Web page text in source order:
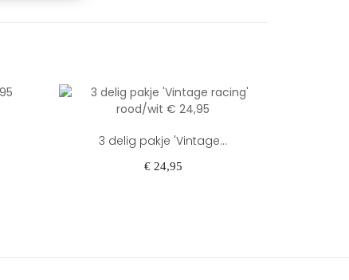
3 delig pakje 'Vintage...
Prijs
€ 24,95